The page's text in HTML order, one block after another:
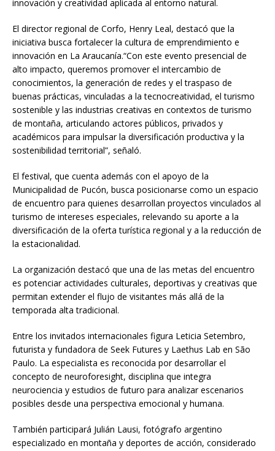
innovación y creatividad aplicada al entorno natural.
El director regional de Corfo, Henry Leal, destacó que la
iniciativa busca fortalecer la cultura de emprendimiento e
innovación en La Araucanía.“Con este evento presencial de
alto impacto, queremos promover el intercambio de
conocimientos, la generación de redes y el traspaso de
buenas prácticas, vinculadas a la tecnocreatividad, el turismo
sostenible y las industrias creativas en contextos de turismo
de montaña, articulando actores públicos, privados y
académicos para impulsar la diversificación productiva y la
sostenibilidad territorial”, señaló.
El festival, que cuenta además con el apoyo de la
Municipalidad de Pucón, busca posicionarse como un espacio
de encuentro para quienes desarrollan proyectos vinculados al
turismo de intereses especiales, relevando su aporte a la
diversificación de la oferta turística regional y a la reducción de
la estacionalidad.
La organización destacó que una de las metas del encuentro
es potenciar actividades culturales, deportivas y creativas que
permitan extender el flujo de visitantes más allá de la
temporada alta tradicional.
Entre los invitados internacionales figura Leticia Setembro,
futurista y fundadora de Seek Futures y Laethus Lab en São
Paulo. La especialista es reconocida por desarrollar el
concepto de neuroforesight, disciplina que integra
neurociencia y estudios de futuro para analizar escenarios
posibles desde una perspectiva emocional y humana.
También participará Julián Lausi, fotógrafo argentino
especializado en montaña y deportes de acción, considerado